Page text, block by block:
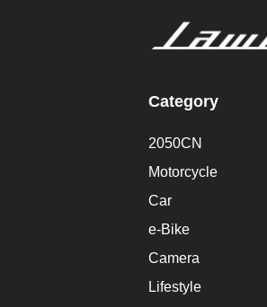
Category
2050CN
Motorcycle
Car
e-Bike
Camera
Lifestyle